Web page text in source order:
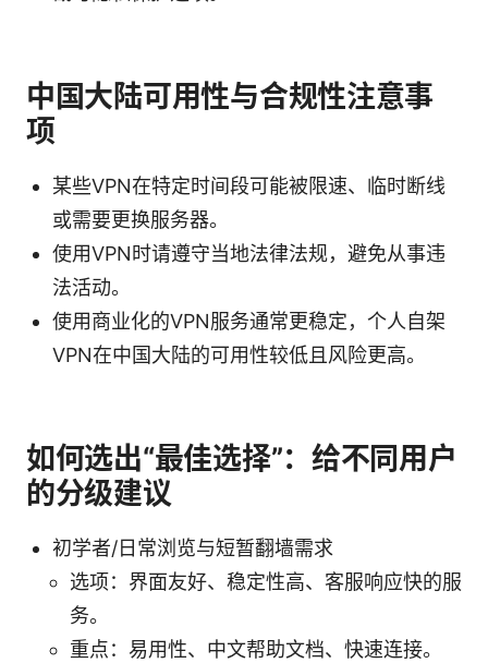
中国大陆可用性与合规性注意事
项
某些VPN在特定时间段可能被限速、临时断线
或需要更换服务器。
使用VPN时请遵守当地法律法规，避免从事违
法活动。
使用商业化的VPN服务通常更稳定，个人自架
VPN在中国大陆的可用性较低且风险更高。
如何选出“最佳选择”：给不同用户
的分级建议
初学者/日常浏览与短暂翻墙需求
选项：界面友好、稳定性高、客服响应快的服
务。
重点：易用性、中文帮助文档、快速连接。